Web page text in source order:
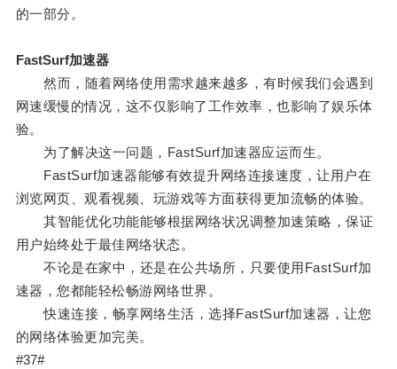
的一部分。
FastSurf加速器
然而，随着网络使用需求越来越多，有时候我们会遇到
网速缓慢的情况，这不仅影响了工作效率，也影响了娱乐体
验。
为了解决这一问题，FastSurf加速器应运而生。
FastSurf加速器能够有效提升网络连接速度，让用户在
浏览网页、观看视频、玩游戏等方面获得更加流畅的体验。
其智能优化功能能够根据网络状况调整加速策略，保证
用户始终处于最佳网络状态。
不论是在家中，还是在公共场所，只要使用FastSurf加
速器，您都能轻松畅游网络世界。
快速连接，畅享网络生活，选择FastSurf加速器，让您
的网络体验更加完美。
#37#